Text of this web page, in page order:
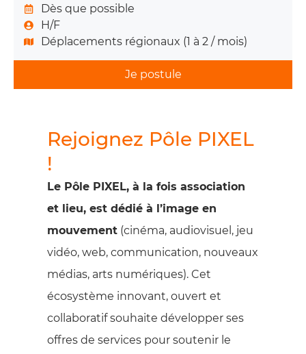
Dès que possible
H/F
Déplacements régionaux (1 à 2 / mois)
Je postule
Rejoignez Pôle PIXEL
!
Le Pôle PIXEL, à la fois association
et lieu, est dédié à l’image en
mouvement (cinéma, audiovisuel, jeu
vidéo, web, communication, nouveaux
médias, arts numériques). Cet
écosystème innovant, ouvert et
collaboratif souhaite développer ses
offres de services pour soutenir le